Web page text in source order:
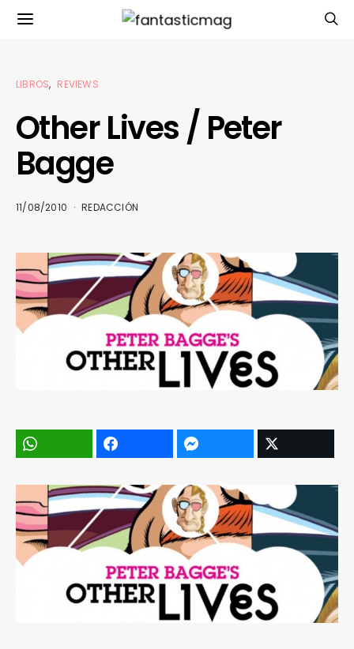
LIBROS REVIEWS
Other Lives / Peter
Bagge
11/08/2010 REDACCIÓN